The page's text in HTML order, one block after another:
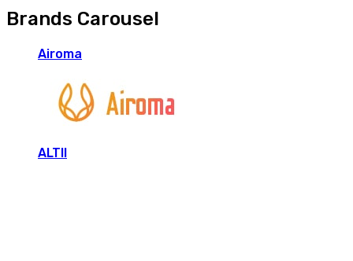
Brands Carousel
Airoma
ALTII